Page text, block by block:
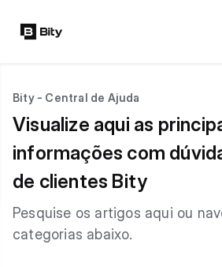
Bity - Central de Ajuda
Visualize aqui as
informações com
de clientes Bity
Pesquise os artigos aqui ou
categorias abaixo.